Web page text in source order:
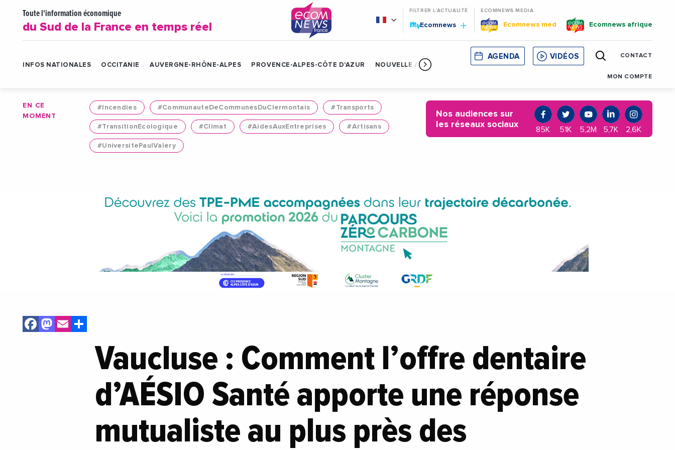
Toute l'information économique
du Sud de la France en temps réel
FILTRER L'ACTUALITÉ
MyEcomnews
ECOMNEWS MEDIA
Ecomnews med Ecomnews afrique
INFOS NATIONALES OCCITANIE AUVERGNE-RHÔNE-ALPES PROVENCE-ALPES-CÔTE D'AZUR NOUVELLE AQUITAINE CORSE MONACO CATALOGNE
AGENDA VIDÉOS CONTACT
MON COMPTE
EN CE
MOMENT
#Incendies #CommunauteDeCommunesDuClermontais #Transports
#TransitionEcologique #Climat #AidesAuxEntreprises #Artisans
#UniversitePaulValery
Nos audiences sur
les réseaux sociaux
85K 51K 5,2M 5,7K 2,6K
Facebook
Mastodon
Email
Vaucluse : Comment l’offre dentaire
d’AÉSIO Santé apporte une réponse
mutualiste au plus près des